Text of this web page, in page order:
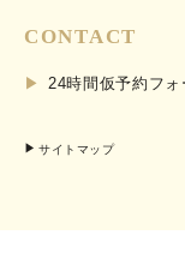
CONTACT
24時間仮予約フォ
サイトマップ